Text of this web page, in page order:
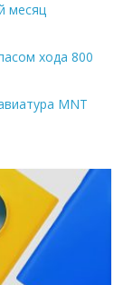
месяц
хода 800
MNT